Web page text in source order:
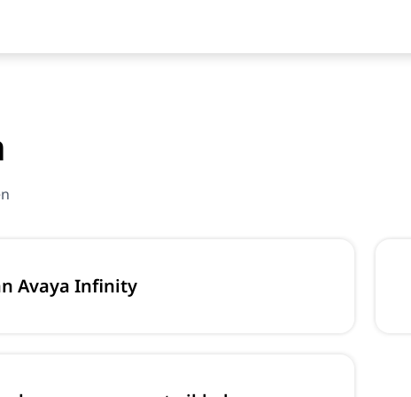
Avaya Infinity